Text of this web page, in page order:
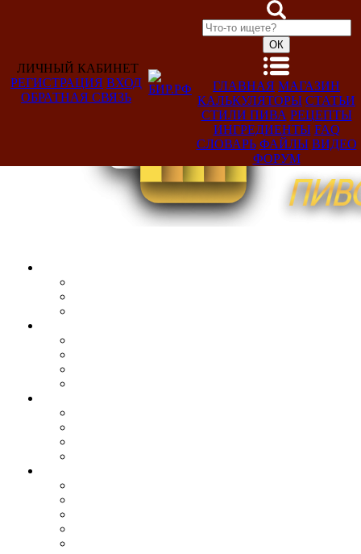
Добро
ЛИЧНЫЙ КАБИНЕТ
РЕГИСТРАЦИЯ ВХОД
ОБРАТНАЯ СВЯЗЬ
ГЛАВНАЯ МАГАЗИН
КАЛЬКУЛЯТОРЫ СТАТЬИ
СТИЛИ ПИВА РЕЦЕПТЫ
ИНГРЕДИЕНТЫ FAQ
СЛОВАРЬ ФАЙЛЫ ВИДЕО
ФОРУМ